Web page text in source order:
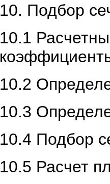
10. Подбор
10.1
10.2
10.3
10.4 Подбор
10.5 Расчет